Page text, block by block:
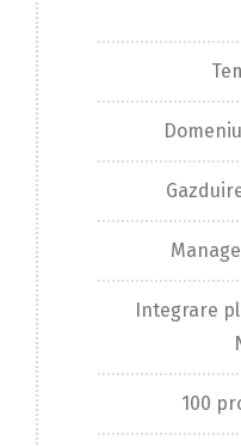
Integrare
100